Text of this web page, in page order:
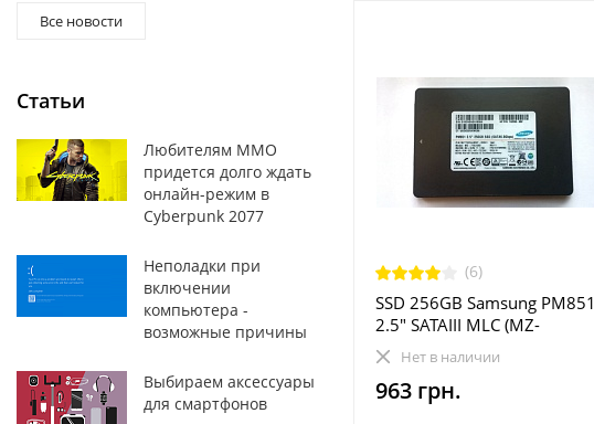
Все новости
Статьи
Любителям MMO
придется долго ждать
онлайн-режим в
Cyberpunk 2077
Неполадки при
включении
компьютера -
возможные причины
Выбираем аксессуары
для смартфонов
(6)
SSD 256GB Samsung PM851
2.5" SATAIII MLC (MZ-
7TE2560) Refurbished
Нет в наличии
963 грн.